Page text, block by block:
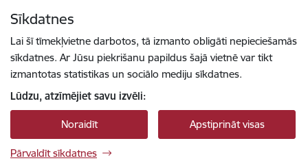
Sīkdatnes
Lai šī tīmekļvietne darbotos, tā izmanto obligāti nepieciešamās
sīkdatnes. Ar Jūsu piekrišanu papildus šajā vietnē var tikt
izmantotas statistikas un sociālo mediju sīkdatnes.
Lūdzu, atzīmējiet savu izvēli:
Noraidīt Apstiprināt visas
Pārvaldīt sīkdatnes